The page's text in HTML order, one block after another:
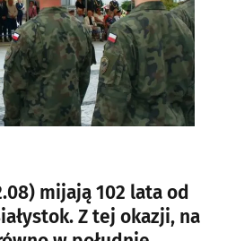
mijają 102 lata od
Z tej okazji, na